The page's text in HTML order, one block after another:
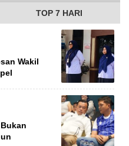
TOP 7 HARI
Wakil